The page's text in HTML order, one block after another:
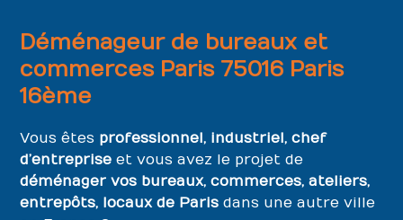
Déménageur de bureaux et
commerces Paris 75016 Paris
16ème
Vous êtes professionnel, industriel, chef
d’entreprise et vous avez le projet de
déménager vos bureaux, commerces, ateliers,
entrepôts, locaux de Paris dans une autre ville